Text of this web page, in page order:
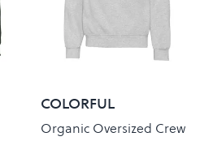
COLORFUL
STANDARD
Organic Oversized Crew